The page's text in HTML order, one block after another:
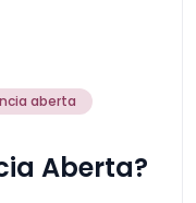
aberta
Aberta?